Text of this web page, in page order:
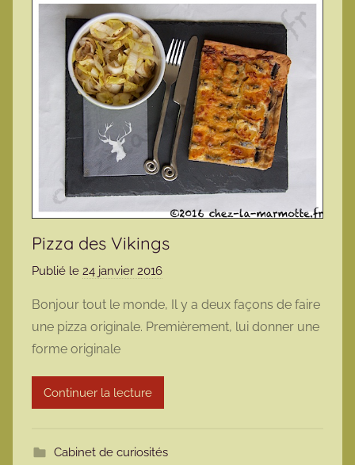
Pizza des Vikings
Publié le 24 janvier 2016
r
m
r
t
Bonjour tout le monde, Il y a deux façons de faire
une pizza originale. Premièrement, lui donner une
forme originale
Continuer la lecture
Cabinet de curiosités